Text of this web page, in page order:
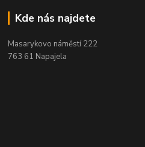
Kde nás najdete
Masarykovo náměstí 222
763 61 Napajela